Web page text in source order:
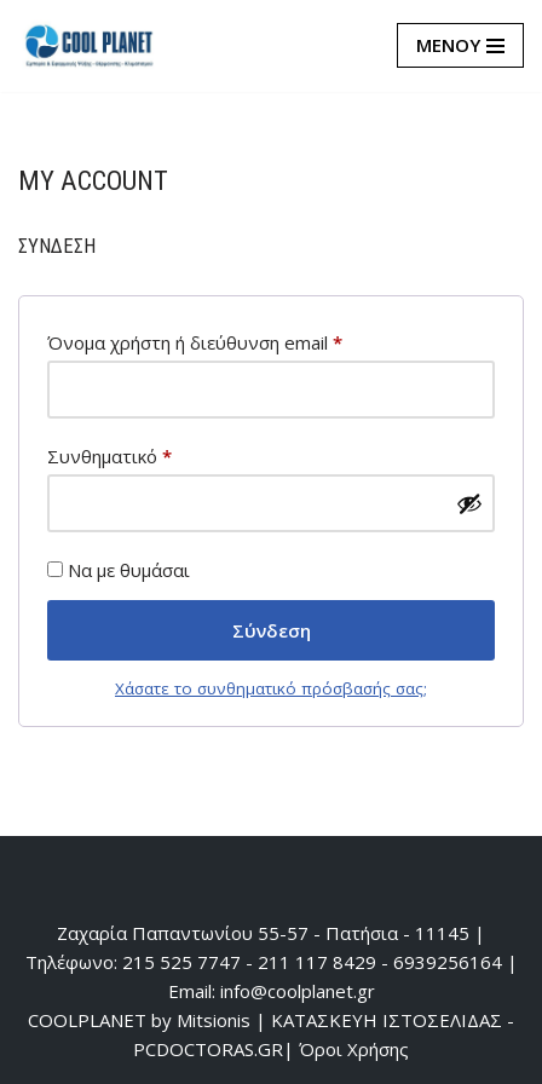
Μεταπηδήστε
ΜΕΝΟΥ
MY ACCOUNT
ΣΎΝΔΕΣΗ
Όνομα χρήστη ή διεύθυνση email *
Συνθηματικό *
Να με θυμάσαι
Σύνδεση
Χάσατε το συνθηματικό πρόσβασής σας;
Ζαχαρία Παπαντωνίου 55-57 - Πατήσια - 11145 |
Τηλέφωνο: 215 525 7747 - 211 117 8429 - 6939256164 |
Email: info@coolplanet.gr
COOLPLANET by Mitsionis | ΚΑΤΑΣΚΕΥΗ ΙΣΤΟΣΕΛΙΔΑΣ -
PCDOCTORAS.GR| Όροι Χρήσης